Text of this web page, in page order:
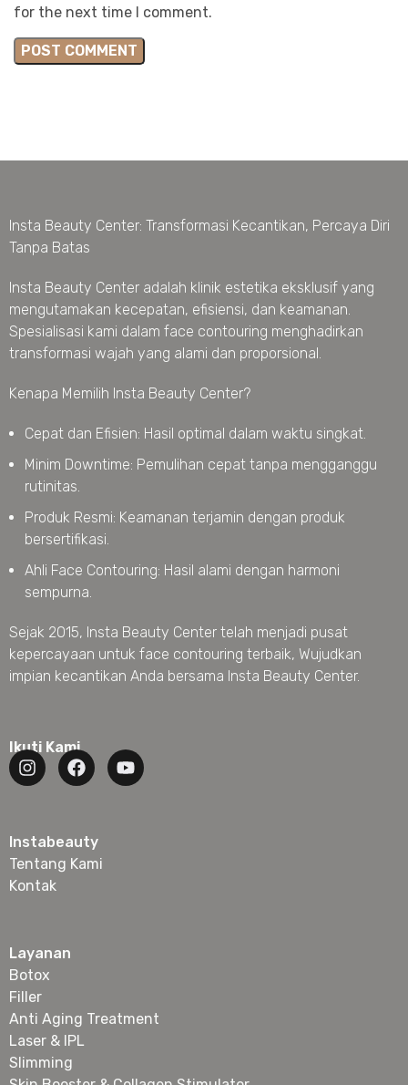
for the next time I comment.
Insta Beauty Center: Transformasi Kecantikan, Percaya Diri
Tanpa Batas
Insta Beauty Center adalah klinik estetika eksklusif yang
mengutamakan kecepatan, efisiensi, dan keamanan.
Spesialisasi kami dalam face contouring menghadirkan
transformasi wajah yang alami dan proporsional.
Kenapa Memilih Insta Beauty Center?
Cepat dan Efisien: Hasil optimal dalam waktu singkat.
Minim Downtime: Pemulihan cepat tanpa mengganggu
rutinitas.
Produk Resmi: Keamanan terjamin dengan produk
bersertifikasi.
Ahli Face Contouring: Hasil alami dengan harmoni
sempurna.
Sejak 2015, Insta Beauty Center telah menjadi pusat
kepercayaan untuk face contouring terbaik, Wujudkan
impian kecantikan Anda bersama Insta Beauty Center.
Ikuti Kami
Instabeauty
Tentang Kami
Kontak
Layanan
Botox
Filler
Anti Aging Treatment
Laser & IPL
Slimming